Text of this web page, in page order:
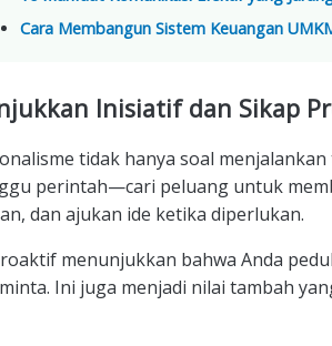
Cara Membangun Sistem Keuangan
Inisiatif dan Sikap
tidak hanya soal
perintah—cari peluang untuk
dan ajukan ide ketika diperlukan.
menunjukkan bahwa Anda
Ini juga menjadi nilai tambah